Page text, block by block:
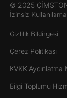
© 2025
İzinsiz
Gizlilik Bildirgesi
Çerez Politikası
KVKK Aydınlatma
Bilgi Toplumu